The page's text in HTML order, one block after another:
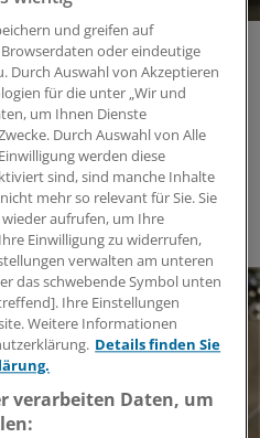
Weltpremiere
neues MRT-Gerät
Electronics Show (CES) in
auf engem
und greifen auf
oder eindeutige
Durch Auswahl von Akzeptieren
für die unter „Wir und
um Ihnen Dienste
Durch Auswahl von Alle
werden diese
sind, sind manche Inhalte
mehr so relevant für Sie. Sie
aufrufen, um Ihre
Einwilligung zu widerrufen,
verwalten am unteren
das schwebende Symbol unten
Ihre Einstellungen
Weitere Informationen
Details finden Sie
verarbeiten Daten, um